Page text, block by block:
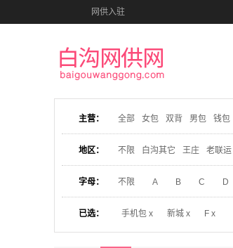
网供入驻
主营： 全部 女包 双背 男包 钱包
地区： 不限 白沟其它 王庄 老联运
字母： 不限 A B C D
已选： 手机包 x 新城 x F x